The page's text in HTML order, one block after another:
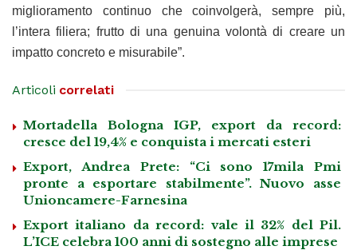
miglioramento continuo che coinvolgerà, sempre più,
l’intera filiera; frutto di una genuina volontà di creare un
impatto concreto e misurabile”.
Articoli correlati
Mortadella Bologna IGP, export da record:
cresce del 19,4% e conquista i mercati esteri
Export, Andrea Prete: “Ci sono 17mila Pmi
pronte a esportare stabilmente”. Nuovo asse
Unioncamere-Farnesina
Export italiano da record: vale il 32% del Pil.
L’ICE celebra 100 anni di sostegno alle imprese